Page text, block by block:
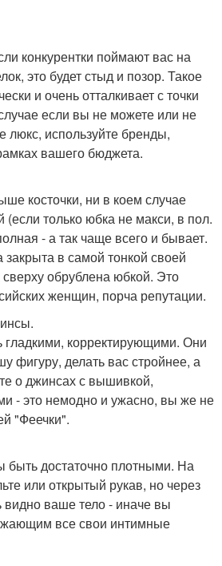
конкурентки поймают вас на
это будет стыд и позор. Такое
и очень отталкивает с точки
если вы не можете или не
люкс, используйте бренды,
вашего бюджета.
косточки, ни в коем случае
(если только юбка не макси, в пол.
- а так чаще всего и бывает.
закрыта в самой тонкой своей
обрублена юбкой. Это
женщин, порча репутации.
корректирующими. Они
фигуру, делать вас стройнее, а
о джинсах с вышивкой,
- это немодно и ужасно, вы же не
"Феечки".
быть достаточно плотными. На
или открытый рукав, но через
видно ваше тело - иначе вы
все свои интимные